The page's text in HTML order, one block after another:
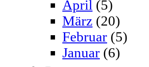
April (5)
März (20)
Februar (5)
Januar (6)